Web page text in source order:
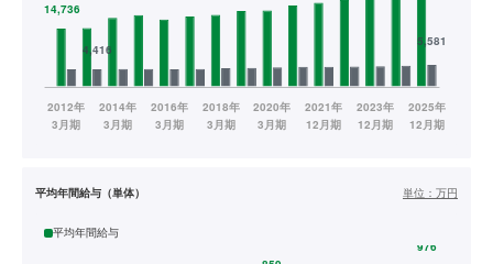
平均年間給与（単体） 単位： 万円
平均年間給与